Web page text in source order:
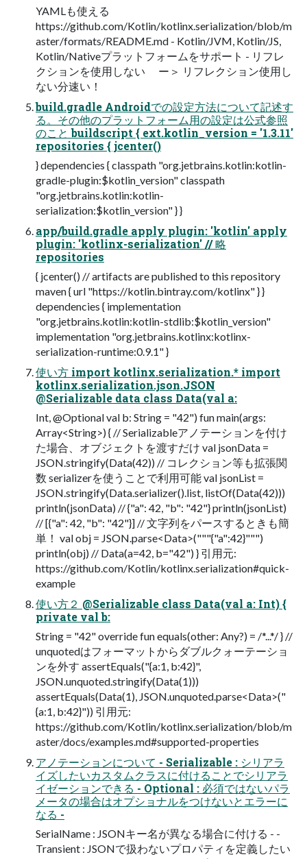
YAMLも使える
https://github.com/Kotlin/kotlinx.serialization/blob/m
aster/formats/README.md - Kotlin/JVM, Kotlin/JS,
Kotlin/Nativeプラットフォームをサポート - リフレ
クションを使用しない ー＞ リフレクション使用し
ない分速い！
build.gradle Androidでの設定方法について記述す
る。その他のプラットフォーム用の設定は公式参照
のこと buildscript { ext.kotlin_version = '1.3.11'
repositories { jcenter()
} dependencies { classpath "org.jetbrains.kotlin:kotlin-
gradle-plugin:$kotlin_version" classpath
"org.jetbrains.kotlin:kotlin-
serialization:$kotlin_version" } }
app/build.gradle apply plugin: 'kotlin' apply
plugin: 'kotlinx-serialization' // 略
repositories
{ jcenter() // artifacts are published to this repository
maven { url "https://kotlin.bintray.com/kotlinx" } }
dependencies { implementation
"org.jetbrains.kotlin:kotlin-stdlib:$kotlin_version"
implementation "org.jetbrains.kotlinx:kotlinx-
serialization-runtime:0.9.1" }
使い方 import kotlinx.serialization.* import
kotlinx.serialization.json.JSON
@Serializable data class Data(val a:
Int, @Optional val b: String = "42") fun main(args:
Array<String>) { // Serializableアノテーションを付け
た場合、オブジェクトを渡すだけ val jsonData =
JSON.stringify(Data(42)) // コレクション等も拡張関
数 serializerを使うことで利用可能 val jsonList =
JSON.stringify(Data.serializer().list, listOf(Data(42)))
println(jsonData) // {"a": 42, "b": "42"} println(jsonList)
// [{"a": 42, "b": "42"}] // 文字列をパースするときも簡
単！ val obj = JSON.parse<Data>("""{"a":42}""")
println(obj) // Data(a=42, b="42") } 引用元:
https://github.com/Kotlin/kotlinx.serialization#quick-
example
使い方２ @Serializable class Data(val a: Int) {
private val b:
String = "42" override fun equals(other: Any?) = /*...*/ } //
unquotedはフォーマットからダブルクォーテーショ
ンを外す assertEquals("{a:1, b:42}",
JSON.unquoted.stringify(Data(1)))
assertEquals(Data(1), JSON.unquoted.parse<Data>("
{a:1, b:42}")) 引用元:
https://github.com/Kotlin/kotlinx.serialization/blob/m
aster/docs/examples.md#supported-properties
アノテーションについて - Serializable : シリアラ
イズしたいカスタムクラスに付けることでシリアラ
イゼーションできる - Optional : 必須ではないパラ
メータの場合はオプショナルをつけないとエラーに
なる -
SerialName : JSONキー名が異なる場合に付ける - -
Transient : JSONで扱わないプロパティを定義したい